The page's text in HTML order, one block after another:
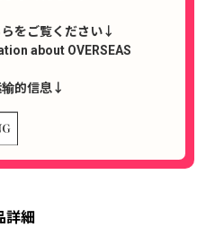
をご覧ください↓
about OVERSEAS
输的信息↓
詳細